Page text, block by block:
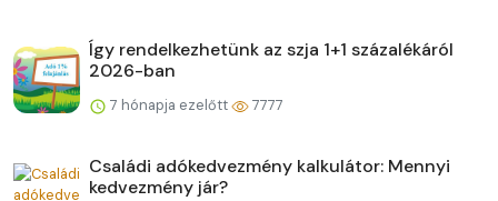
Így rendelkezhetünk az szja 1+1 százalékáról
2026-ban
7 hónapja ezelőtt 7777
Családi adókedvezmény kalkulátor: Mennyi
kedvezmény jár?